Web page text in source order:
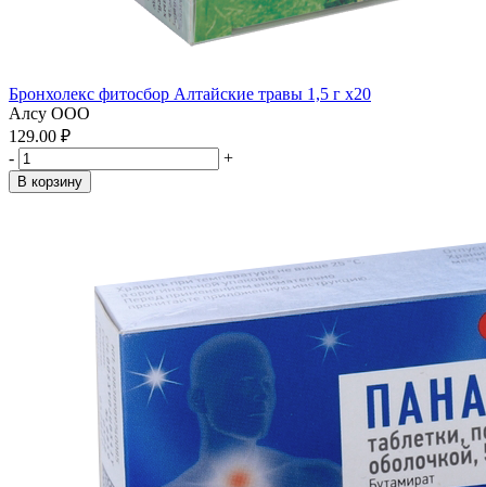
Бронхолекс фитосбор Алтайские травы 1,5 г x20
Алсу ООО
129.00 ₽
-
+
В корзину